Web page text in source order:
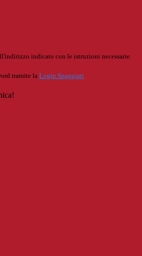
indicato con le istruzioni necessarie.
tramite la Login Spaggiari